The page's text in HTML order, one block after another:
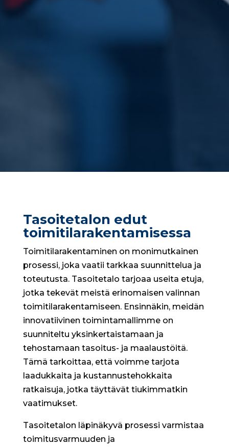
Tasoitetalon edut
toimitilarakentamisessa
Toimitilarakentaminen on monimutkainen
prosessi, joka vaatii tarkkaa suunnittelua ja
toteutusta. Tasoitetalo tarjoaa useita etuja,
jotka tekevät meistä erinomaisen valinnan
toimitilarakentamiseen. Ensinnäkin, meidän
innovatiivinen toimintamallimme on
suunniteltu yksinkertaistamaan ja
tehostamaan tasoitus- ja maalaustöitä.
Tämä tarkoittaa, että voimme tarjota
laadukkaita ja kustannustehokkaita
ratkaisuja, jotka täyttävät tiukimmatkin
vaatimukset.
Tasoitetalon läpinäkyvä prosessi varmistaa
toimitusvarmuuden ja